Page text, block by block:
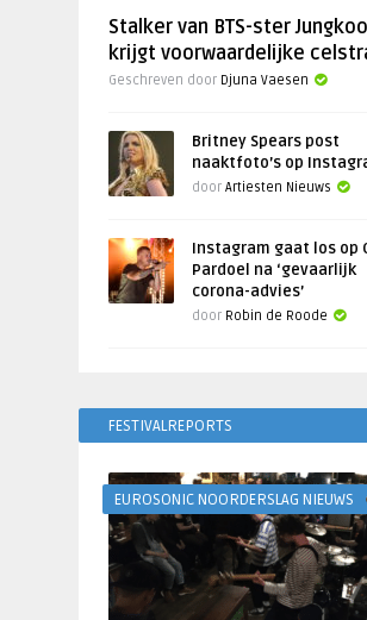
Stalker van BTS-ster
krijgt voorwaardelijke
Geschreven door Djuna Vaesen
Britney Spears post
naaktfoto’s op
door Artiesten Nieuws
Instagram gaat los op
Pardoel na ‘gevaarlijk
corona-advies’
door Robin de Roode
FESTIVALREPORTS
EUROSONIC NOORDERSLAG NIEUWS